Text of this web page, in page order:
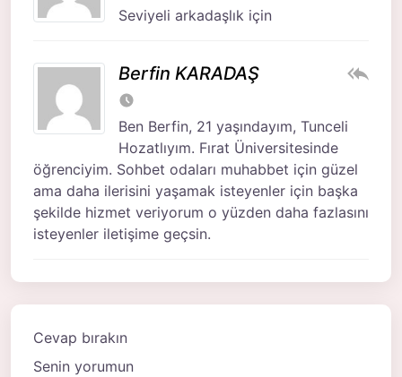
Seviyeli arkadaşlık için
Berfin KARADAŞ
Ben Berfin, 21 yaşındayım, Tunceli
Hozatlıyım. Fırat Üniversitesinde
öğrenciyim. Sohbet odaları muhabbet için güzel
ama daha ilerisini yaşamak isteyenler için başka
şekilde hizmet veriyorum o yüzden daha fazlasını
isteyenler iletişime geçsin.
Cevap bırakın
Senin yorumun